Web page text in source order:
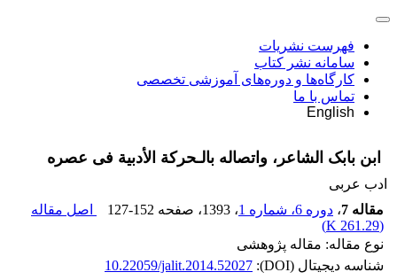
فهرست نشریات
سامانه نشر کتاب
کارگاه‌ها و دوره‌های آموزشی تخصصی
تماس با ما
English
ابن بابک الشاعر، واتصاله بالـحرکة الأدبیة فی عصره
ادب عربی
مقاله 7
، دوره 6، شماره 1 ، 1393 ، صفحه 127-152
اصل مقاله
(
261.29 K
)
نوع مقاله: مقاله پژوهشی
شناسه دیجیتال (DOI):
10.22059/jalit.2014.52027